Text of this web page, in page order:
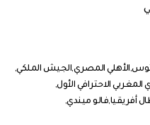
الأهلي المصريالجيش الملكي
المغربي الاحترافي الأول
أفريقيافالو ميندي